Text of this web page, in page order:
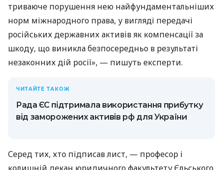
триваюче порушення нею найфундаментальніших
норм міжнародного права, у вигляді передачі
російських державних активів як компенсації за
шкоду, що виникла безпосередньо в результаті
незаконних дій росії», — пишуть експерти.
ЧИТАЙТЕ ТАКОЖ
Рада ЄС підтримала використання прибутку
від заморожених активів рф для України
Серед тих, хто підписав лист, — професор і